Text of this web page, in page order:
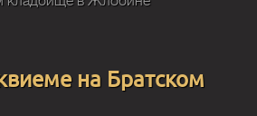
на Братском